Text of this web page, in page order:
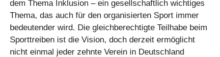
dem Thema Inklusion – ein gesellschaftlich wichtiges
Thema, das auch für den organisierten Sport immer
bedeutender wird. Die gleichberechtigte Teilhabe beim
Sporttreiben ist die Vision, doch derzeit ermöglicht
nicht einmal jeder zehnte Verein in Deutschland